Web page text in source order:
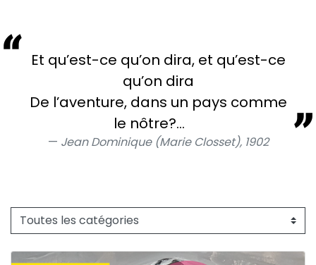
Et qu’est-ce qu’on dira, et qu’est-ce
qu’on dira
De l’aventure, dans un pays comme
le nôtre?...
Jean Dominique (Marie Closset), 1902